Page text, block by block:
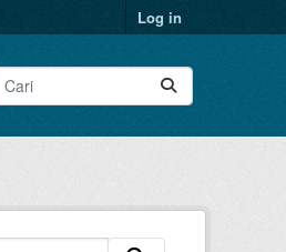
Log in